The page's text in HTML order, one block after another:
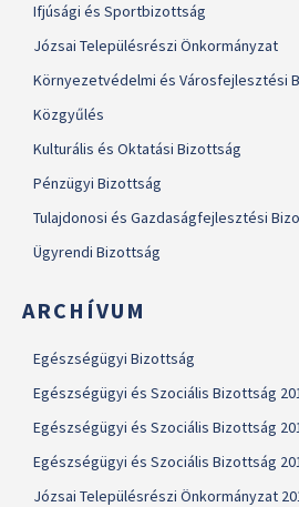
Ifjúsági és Sportbizottság
Józsai Településrészi Önkormányzat
Környezetvédelmi és Városfejlesztési
Közgyűlés
Kulturális és Oktatási Bizottság
Pénzügyi Bizottság
Tulajdonosi és Gazdaságfejlesztési
Ügyrendi Bizottság
ARCHÍVUM
Egészségügyi Bizottság
Egészségügyi és Szociális Bizottság
Egészségügyi és Szociális Bizottság
Egészségügyi és Szociális Bizottság
Józsai Településrészi Önkormányzat